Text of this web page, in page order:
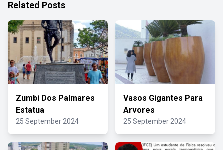
Related Posts
Zumbi Dos Palmares
Estatua
25 September 2024
Vasos Gigantes Para
Arvores
25 September 2024